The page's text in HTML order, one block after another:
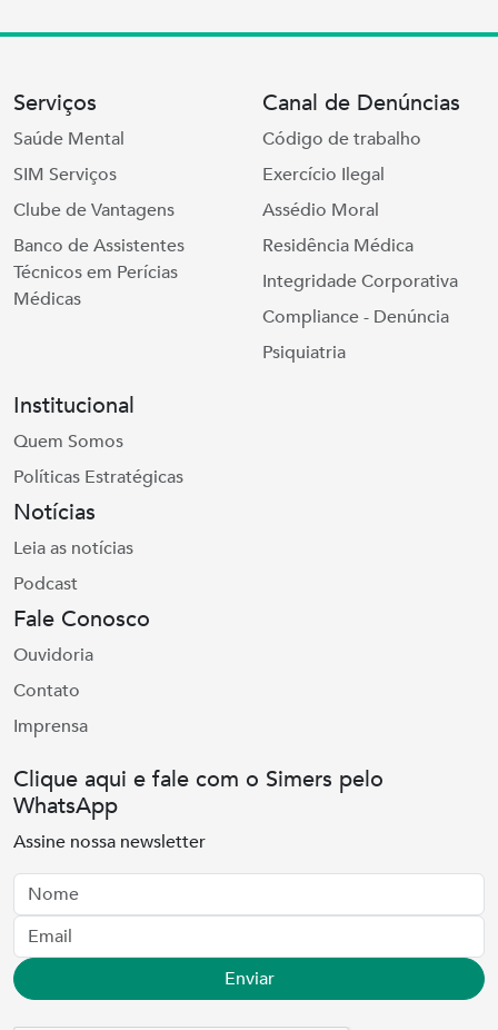
Serviços
Saúde Mental
SIM Serviços
Clube de Vantagens
Banco de Assistentes
Técnicos em Perícias
Médicas
Canal de Denúncias
Código de trabalho
Exercício Ilegal
Assédio Moral
Residência Médica
Integridade Corporativa
Compliance - Denúncia
Psiquiatria
Institucional
Quem Somos
Políticas Estratégicas
Notícias
Leia as notícias
Podcast
Fale Conosco
Ouvidoria
Contato
Imprensa
Clique aqui e fale com o Simers pelo
WhatsApp
Assine nossa newsletter
Nome
Email
Enviar